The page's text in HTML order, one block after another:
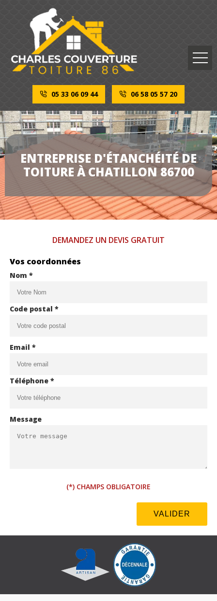
05 33 06 09 44 06 58 05 57 20
ENTREPRISE D'ÉTANCHÉITÉ DE
TOITURE À CHATILLON 86700
DEMANDEZ UN DEVIS GRATUIT
Vos coordonnées
Nom *
Code postal *
Email *
Téléphone *
Message
(*) CHAMPS OBLIGATOIRE